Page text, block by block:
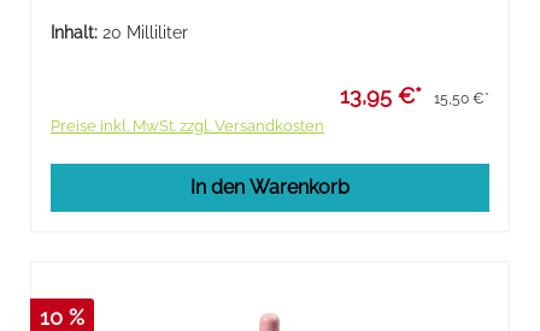
Inhalt: 20 Milliliter
13,95 €* 15,50 €*
Preise inkl. MwSt. zzgl. Versandkosten
In den Warenkorb
10 %